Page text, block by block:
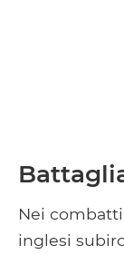
Nei
inglesi